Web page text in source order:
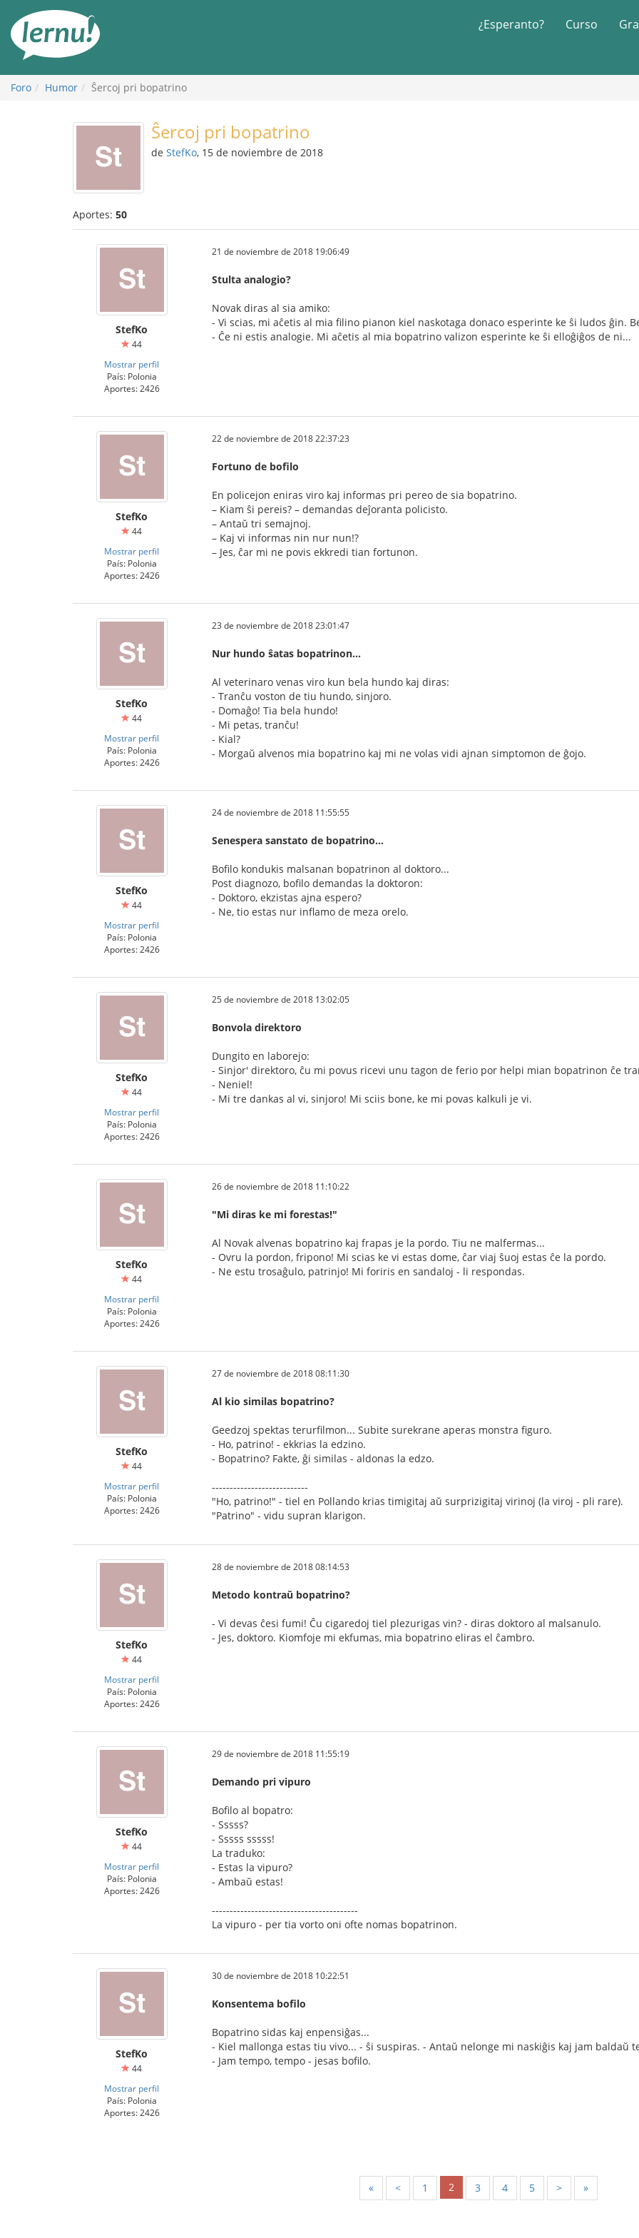
¿Esperanto? Curso
Foro Humor Ŝercoj pri bopatrino
Ŝercoj pri bopatrino
de StefKo, 15 de noviembre de 2018
Aportes: 50
StefKo
44
Mostrar perfil
País: Polonia
Aportes: 2426
21 de noviembre de 2018 19:06:49
Stulta analogio?
Novak diras al sia amiko:
- Vi scias, mi aĉetis al mia filino pianon kiel naskotaga donaco esperinte ke ŝi ludos ĝin.
- Ĉe ni estis analogie. Mi aĉetis al mia bopatrino valizon esperinte ke ŝi elloĝiĝos de ni...
StefKo
44
Mostrar perfil
País: Polonia
Aportes: 2426
22 de noviembre de 2018 22:37:23
Fortuno de bofilo
En policejon eniras viro kaj informas pri pereo de sia bopatrino.
– Kiam ŝi pereis? – demandas deĵoranta policisto.
– Antaŭ tri semajnoj.
– Kaj vi informas nin nur nun!?
– Jes, ĉar mi ne povis ekkredi tian fortunon.
StefKo
44
Mostrar perfil
País: Polonia
Aportes: 2426
23 de noviembre de 2018 23:01:47
Nur hundo ŝatas bopatrinon...
Al veterinaro venas viro kun bela hundo kaj diras:
- Tranĉu voston de tiu hundo, sinjoro.
- Domaĝo! Tia bela hundo!
- Mi petas, tranĉu!
- Kial?
- Morgaŭ alvenos mia bopatrino kaj mi ne volas vidi ajnan simptomon de ĝojo.
StefKo
44
Mostrar perfil
País: Polonia
Aportes: 2426
24 de noviembre de 2018 11:55:55
Senespera sanstato de bopatrino...
Bofilo kondukis malsanan bopatrinon al doktoro...
Post diagnozo, bofilo demandas la doktoron:
- Doktoro, ekzistas ajna espero?
- Ne, tio estas nur inflamo de meza orelo.
StefKo
44
Mostrar perfil
País: Polonia
Aportes: 2426
25 de noviembre de 2018 13:02:05
Bonvola direktoro
Dungito en laborejo:
- Sinjor' direktoro, ĉu mi povus ricevi unu tagon de ferio por helpi mian bopatrinon ĉe
- Neniel!
- Mi tre dankas al vi, sinjoro! Mi sciis bone, ke mi povas kalkuli je vi.
StefKo
44
Mostrar perfil
País: Polonia
Aportes: 2426
26 de noviembre de 2018 11:10:22
"Mi diras ke mi forestas!"
Al Novak alvenas bopatrino kaj frapas je la pordo. Tiu ne malfermas...
- Ovru la pordon, fripono! Mi scias ke vi estas dome, ĉar viaj ŝuoj estas ĉe la pordo.
- Ne estu trosaĝulo, patrinjo! Mi foriris en sandaloj - li respondas.
StefKo
44
Mostrar perfil
País: Polonia
Aportes: 2426
27 de noviembre de 2018 08:11:30
Al kio similas bopatrino?
Geedzoj spektas terurfilmon... Subite surekrane aperas monstra figuro.
- Ho, patrino! - ekkrias la edzino.
- Bopatrino? Fakte, ĝi similas - aldonas la edzo.
---------------------------
"Ho, patrino!" - tiel en Pollando krias timigitaj aŭ surprizigitaj virinoj (la viroj - pli rare).
"Patrino" - vidu supran klarigon.
StefKo
44
Mostrar perfil
País: Polonia
Aportes: 2426
28 de noviembre de 2018 08:14:53
Metodo kontraŭ bopatrino?
- Vi devas ĉesi fumi! Ĉu cigaredoj tiel plezurigas vin? - diras doktoro al malsanulo.
- Jes, doktoro. Kiomfoje mi ekfumas, mia bopatrino eliras el ĉambro.
StefKo
44
Mostrar perfil
País: Polonia
Aportes: 2426
29 de noviembre de 2018 11:55:19
Demando pri vipuro
Bofilo al bopatro:
- Sssss?
- Sssss sssss!
La traduko:
- Estas la vipuro?
- Ambaŭ estas!
-----------------------------------------
La vipuro - per tia vorto oni ofte nomas bopatrinon.
StefKo
44
Mostrar perfil
País: Polonia
Aportes: 2426
30 de noviembre de 2018 10:22:51
Konsentema bofilo
Bopatrino sidas kaj enpensiĝas...
- Kiel mallonga estas tiu vivo... - ŝi suspiras. - Antaŭ nelonge mi naskiĝis kaj jam baldaŭ
- Jam tempo, tempo - jesas bofilo.
« < 1 2 3 4 5 > »